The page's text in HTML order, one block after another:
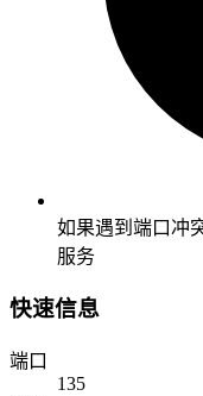
如果遇到端口冲
服务
快速信息
端口
135